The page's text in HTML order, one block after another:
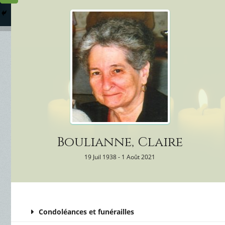
Columbarium
Services Funéraires
Boulianne, Claire
19 Juil 1938 - 1 Août 2021
Condoléances et funérailles